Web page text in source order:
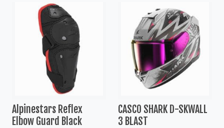
Alpinestars Reflex
Elbow Guard Black
CASCO SHARK D-SKWALL
3 BLAST